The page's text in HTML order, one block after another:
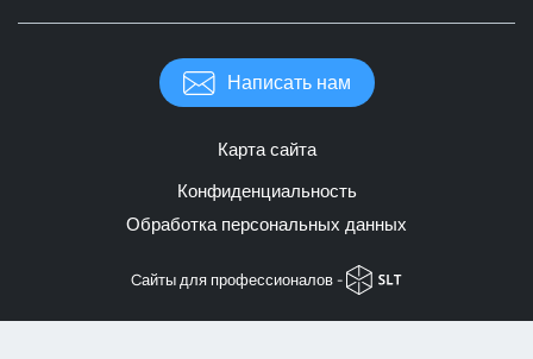
Написать нам
Карта сайта
Конфиденциальность
Обработка персональных данных
Cайты для профессионалов -